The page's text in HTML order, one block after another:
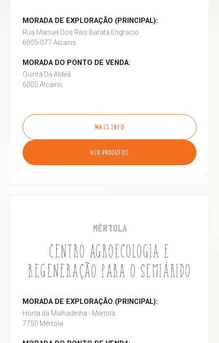
MORADA DE EXPLORAÇÃO (PRINCIPAL):
Rua Manuel Dos Reis Barata Engracio
6005-077 Alcains
MORADA DO PONTO DE VENDA:
Quinta Da Aldeã
6005 Alcains
MAIS INFO
VER PRODUTOS
MÉRTOLA
CENTRO AGROECOLOGIA E
REGENERAÇÃO PARA O SEMIÁRIDO
MORADA DE EXPLORAÇÃO (PRINCIPAL):
Horta da Malhadinha - Mértola
7750 Mértola